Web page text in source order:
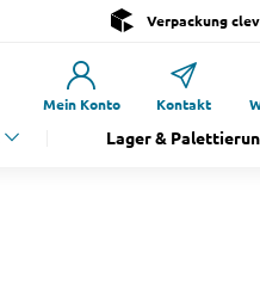
Verpackung
Mein Konto Kontakt
Lager &